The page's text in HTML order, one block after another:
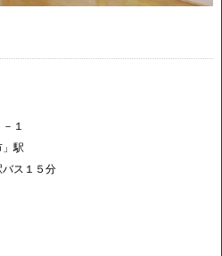
１
」駅
バス１５分